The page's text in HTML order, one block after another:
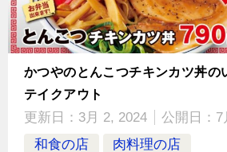
かつやのとんこつチキンカツ丼の
テイクアウト
更新日： 3月 2, 2024 公開日： 7
和食の店
肉料理の店